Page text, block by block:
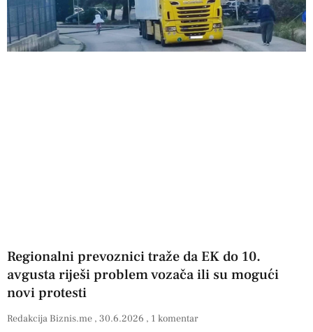
Regionalni prevoznici traže da EK do 10.
avgusta riješi problem vozača ili su mogući
novi protesti
Redakcija Biznis.me 30.6.2026 1 komentar